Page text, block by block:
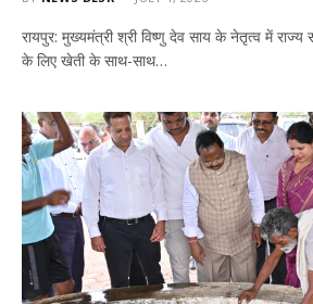
रायपुर: मुख्यमंत्री श्री विष्णु देव साय के नेतृत्व में
के लिए खेती के साथ-साथ…